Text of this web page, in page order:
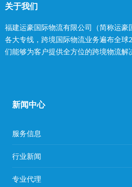
关于我们
福建运豪国际物流有限公司（简称运豪
各大专线，跨境国际物流业务遍布全
们能够为客户提供全方位的跨境物流解
新闻中心
服务信息
行业新闻
专业代理